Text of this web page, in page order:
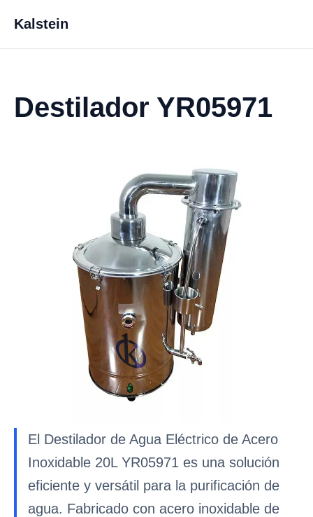
Kalstein
Destilador YR05971
El Destilador de Agua Eléctrico de Acero
Inoxidable 20L YR05971 es una solución
eficiente y versátil para la purificación de
agua. Fabricado con acero inoxidable de